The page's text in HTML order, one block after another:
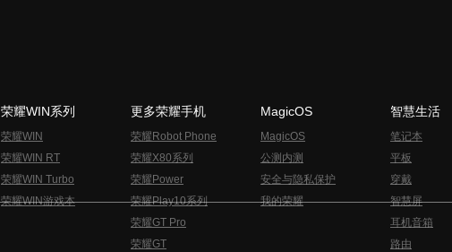
荣耀WIN系列
荣耀WIN
荣耀WIN RT
荣耀WIN Turbo
荣耀WIN游戏本
更多荣耀手机
荣耀Robot Phone
荣耀X80系列
荣耀Power
荣耀Play10系列
荣耀GT Pro
荣耀GT
MagicOS
MagicOS
公测内测
安全与隐私保护
我的荣耀
智慧生活
笔记本
平板
穿戴
智慧屏
耳机音箱
路由